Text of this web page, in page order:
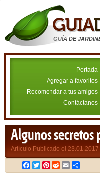
GUÍA DE
Portada
Agregar a favoritos
Recomendar a tus amigos
Contáctanos
Algunos secretos
Artículo Publicado el 23.01.2017
Facebook
TwitterPinterest
RedditEmail